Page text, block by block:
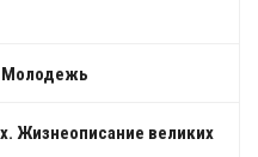
Молодежь
Жизнеописание великих